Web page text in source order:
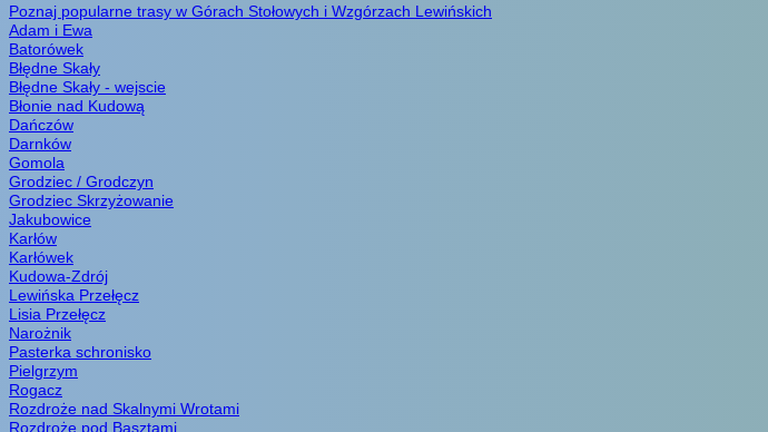
Poznaj popularne trasy w Górach Stołowych i Wzgórzach Lewińskich
Adam i Ewa
Batorówek
Błędne Skały
Błędne Skały - wejscie
Błonie nad Kudową
Dańczów
Darnków
Gomola
Grodziec / Grodczyn
Grodziec Skrzyżowanie
Jakubowice
Karłów
Karłówek
Kudowa-Zdrój
Lewińska Przełęcz
Lisia Przełęcz
Narożnik
Pasterka schronisko
Pielgrzym
Rogacz
Rozdroże nad Skalnymi Wrotami
Rozdroże pod Basztami